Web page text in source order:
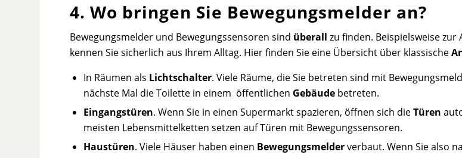
4. Wo bringen Sie Bewegungsmelder an?
Bewegungsmelder und Bewegungssensoren sind überall zu finden. Beispielsweise
kennen Sie sicherlich aus Ihrem Alltag. Hier finden Sie eine Übersicht über klassische
In Räumen als Lichtschalter. Viele Räume, die Sie betreten sind mit
nächste Mal die Toilette in einem öffentlichen Gebäude betreten.
Eingangstüren. Wenn Sie in einen Supermarkt spazieren, öffnen sich dieTüren
meisten Lebensmittelketten setzen auf Türen mit Bewegungssensoren.
Haustüren. Viele Häuser haben einen Bewegungsmelderverbaut. Wenn Sie also